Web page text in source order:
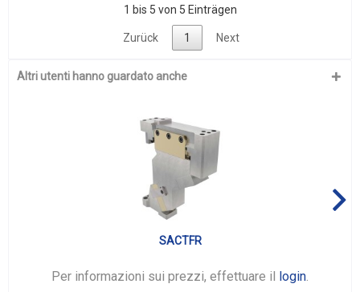
1 bis 5 von 5 Einträgen
Zurück 1 Next
Altri utenti hanno guardato anche
SACTFR
Per informazioni sui prezzi, effettuare il login